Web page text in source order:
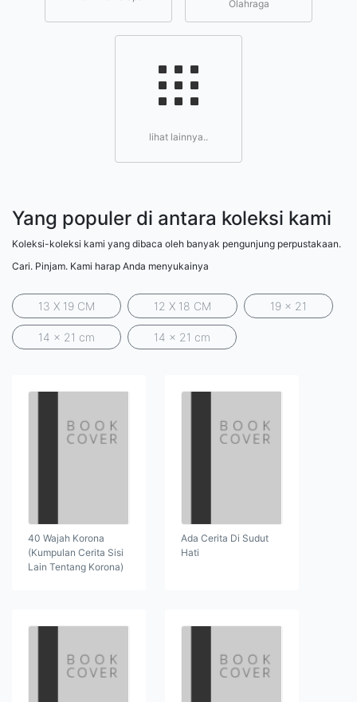
Olahraga
lihat lainnya..
Yang populer di antara koleksi kami
Koleksi-koleksi kami yang dibaca oleh banyak pengunjung perpustakaan.
Cari. Pinjam. Kami harap Anda menyukainya
13 X 19 CM 12 X 18 CM 19 x 21
14 x 21 cm 14 x 21 cm
40 Wajah Korona
(Kumpulan Cerita Sisi
Lain Tentang Korona)
Ada Cerita Di Sudut
Hati